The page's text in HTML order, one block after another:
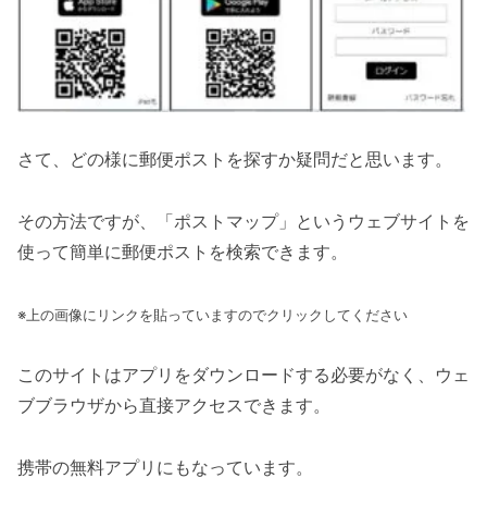
さて、どの様に郵便ポストを探すか疑問だと思います。
その方法ですが、「ポストマップ」というウェブサイトを
使って簡単に郵便ポストを検索できます。
※上の画像にリンクを貼っていますのでクリックしてください
このサイトはアプリをダウンロードする必要がなく、ウェ
ブブラウザから直接アクセスできます。
携帯の無料アプリにもなっています。